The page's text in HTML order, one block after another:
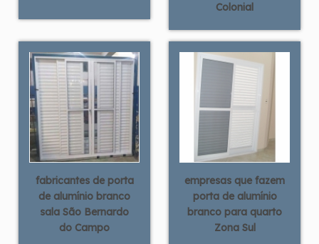
Colonial
fabricantes de porta
de alumínio branco
sala São Bernardo
do Campo
empresas que fazem
porta de alumínio
branco para quarto
Zona Sul